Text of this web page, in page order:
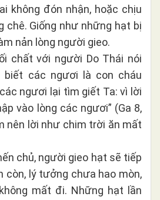
không đón nhận, hoặc chịu
chê. Giống như những hạt bị
nản lòng người gieo.
chất với người Do Thái nói
biết các ngươi là con cháu
ngươi lại tìm giết Ta: vì lời
vào lòng các ngươi” (Ga 8,
nên lời như chim trời ăn mất
chủ, người gieo hạt sẽ tiếp
còn, lý tưởng chưa hao mòn,
mất đi. Những hạt lần